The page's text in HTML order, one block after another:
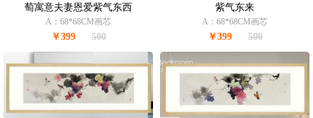
萄寓意夫妻恩爱紫气东西
A：68*68CM画芯
￥399 500
紫气东来
A：68*68CM画芯
￥399 500